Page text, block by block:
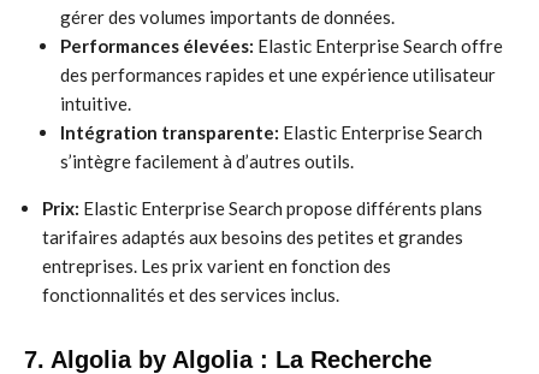
gérer des volumes importants de données.
Performances élevées: Elastic Enterprise Search offre
des performances rapides et une expérience utilisateur
intuitive.
Intégration transparente: Elastic Enterprise Search
s’intègre facilement à d’autres outils.
Prix: Elastic Enterprise Search propose différents plans
tarifaires adaptés aux besoins des petites et grandes
entreprises. Les prix varient en fonction des
fonctionnalités et des services inclus.
7. Algolia by Algolia : La Recherche